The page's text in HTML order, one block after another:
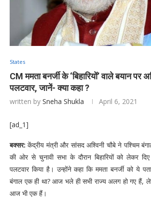
States
CM ममता बनर्जी के ‘बिहारियों’ वाले बयान पर
पलटवार, जानें- क्या कहा ?
written by Sneha Shukla April 6, 2021
[ad_1]
बक्सर: केंद्रीय मंत्री और सांसद अश्विनी चौबे ने पश्चिम
की ओर से चुनावी सभा के दौरान बिहारियों को लेकर दिए
पलटवार किया है। उन्होंने कहा कि ममता बनर्जी को ये
बंगाल एक ही था? आज भले ही सभी राज्य अलग हो गए हैं,
आज भी एक हैं।